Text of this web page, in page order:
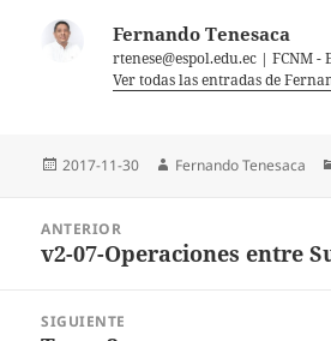
Fernando Tenesaca
rtenese@espol.edu.ec | FCNM -
Ver todas las entradas de
Publicado
2017-11-30 Autor
Fernando Tenesaca
entradas
ANTERIOR
Entrada
v2-07-Operaciones entre
SIGUIENTE